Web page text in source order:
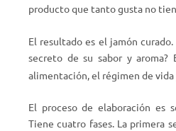
producto que tanto gusta no
El resultado es el jamón
secreto de su sabor y aroma?
alimentación, el régimen de
El proceso de elaboración es
Tiene cuatro fases. La primera